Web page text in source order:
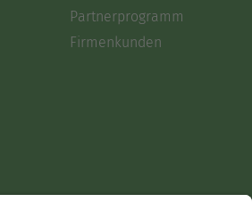
Partnerprogramm
Firmenkunden